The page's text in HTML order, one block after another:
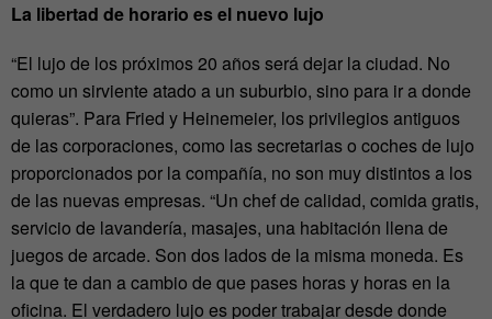
La libertad de horario es el nuevo lujo
“El lujo de los próximos 20 años será dejar la ciudad. No
como un sirviente atado a un suburbio, sino para ir a donde
quieras”. Para Fried y Heinemeier, los privilegios antiguos
de las corporaciones, como las secretarias o coches de lujo
proporcionados por la compañía, no son muy distintos a los
de las nuevas empresas. “Un chef de calidad, comida gratis,
servicio de lavandería, masajes, una habitación llena de
juegos de arcade. Son dos lados de la misma moneda. Es
la que te dan a cambio de que pases horas y horas en la
oficina. El verdadero lujo es poder trabajar desde donde